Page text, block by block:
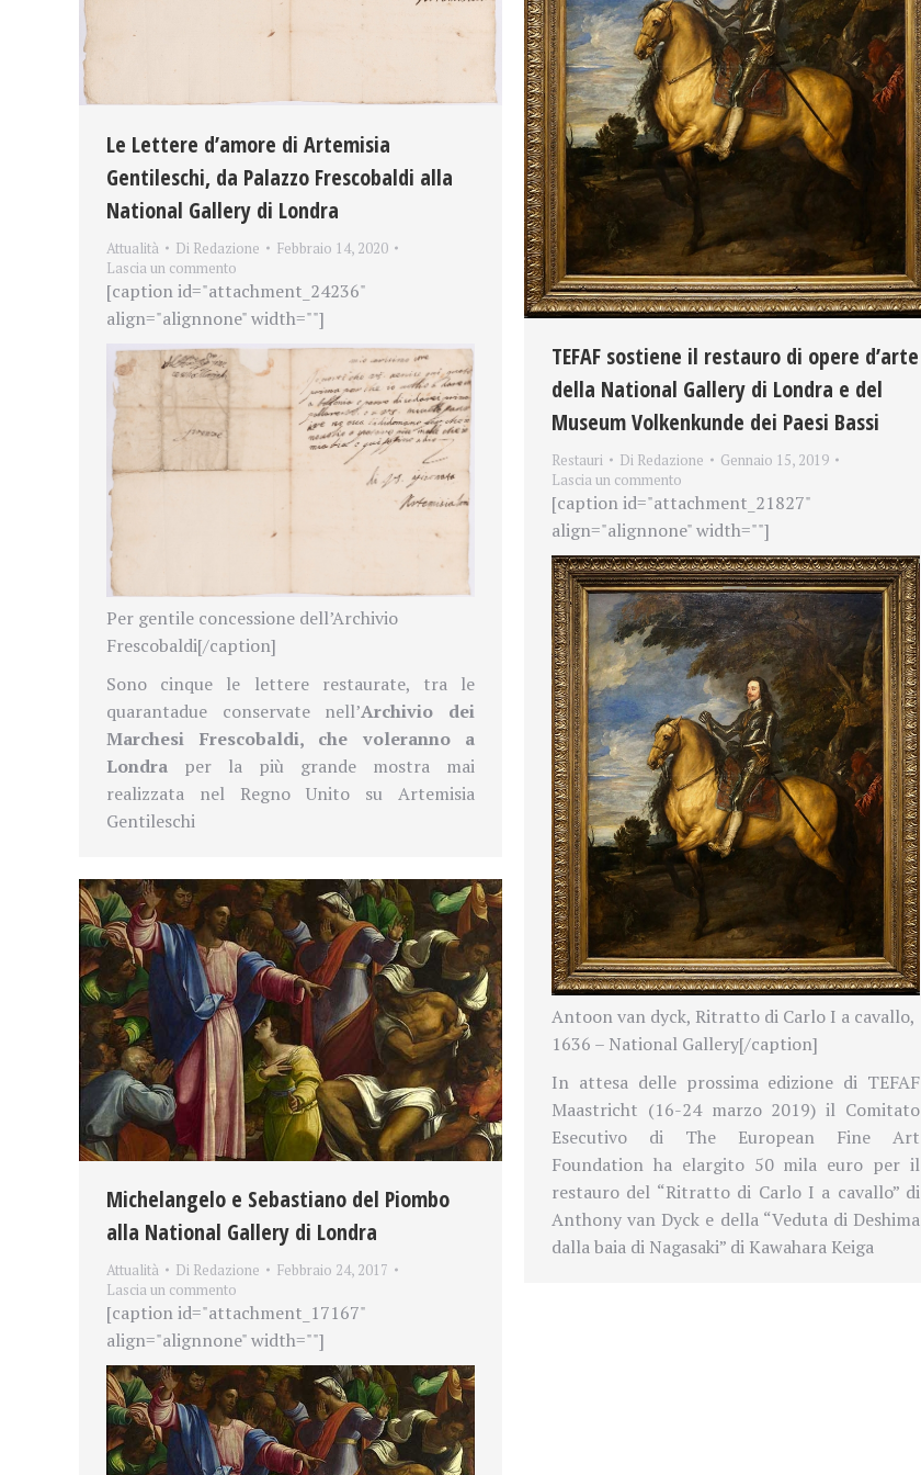
Le Lettere d’amore di Artemisia
Gentileschi, da Palazzo Frescobaldi alla
National Gallery di Londra
Attualità Di Redazione
Febbraio 14, 2020
Lascia un commento
[caption id="attachment_24236"
align="alignnone" width=""]
Per gentile concessione dell’Archivio
Frescobaldi[/caption]
Sono cinque le lettere restaurate, tra le
quarantadue conservate nell’Archivio dei
Marchesi Frescobaldi, che voleranno a
Londra per la più grande mostra mai
realizzata nel Regno Unito su Artemisia
Gentileschi
TEFAF sostiene il restauro di opere d’arte
della National Gallery di Londra e del
Museum Volkenkunde dei Paesi Bassi
Restauri Di Redazione
Gennaio 15, 2019
Lascia un commento
[caption id="attachment_21827"
align="alignnone" width=""]
Antoon van dyck, Ritratto di Carlo I a cavallo,
1636 – National Gallery[/caption]
In attesa delle prossima edizione di TEFAF
Maastricht (16-24 marzo 2019) il Comitato
Esecutivo di The European Fine Art
Foundation ha elargito 50 mila euro per il
restauro del “Ritratto di Carlo I a cavallo” di
Anthony van Dyck e della “Veduta di Deshima
dalla baia di Nagasaki” di Kawahara Keiga
Michelangelo e Sebastiano del Piombo
alla National Gallery di Londra
Attualità Di Redazione
Febbraio 24, 2017
Lascia un commento
[caption id="attachment_17167"
align="alignnone" width=""]